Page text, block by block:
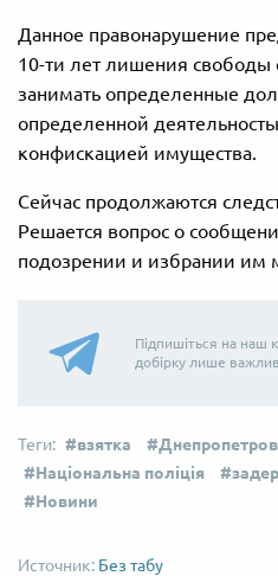
Данное правонарушение
10-ти лет лишения
занимать определенные
определенной
конфискацией имущества.
Сейчас продолжаются
Решается вопрос о
подозрении и избрании им
Підпишіться на наш
добірку лише
взятка
Національна поліція
Новини
Без табу